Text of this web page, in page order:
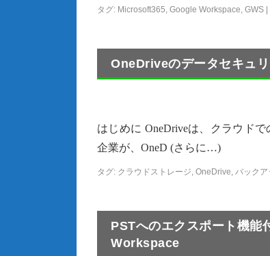
タグ: Microsoft365, Google Workspace, GWS |
OneDriveのデータセキュ
はじめに OneDriveは、クラウド
企業が、OneD (さらに…)
タグ: クラウドストレージ, OneDrive, バックア
PSTへのエクスポート機
Workspace